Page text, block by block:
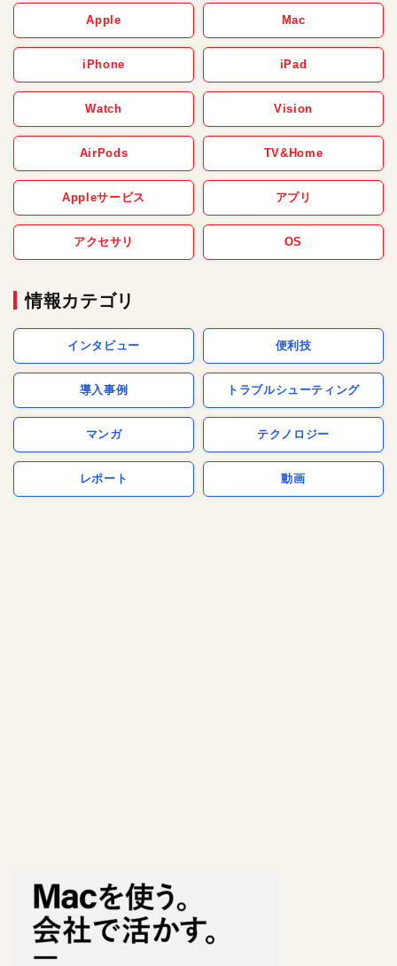
Apple Mac
iPhone iPad
Watch Vision
AirPods TV&Home
Appleサービス アプリ
アクセサリ OS
情報カテゴリ
インタビュー 便利技
導入事例 トラブルシューティング
マンガ テクノロジー
レポート 動画